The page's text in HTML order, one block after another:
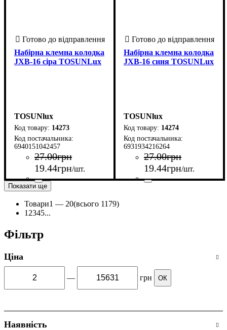
Набірна клемна колодка
JXB-16 сіра TOSUNLux
TOSUNlux
14273
6940151042457
27.00грн
19.44грн/шт.
Країна-виробник
Серія: JXB
Колір: Сірий
Максимальний перетин дроту, мм2
Набірна клемна колодка
JXB-16 синя TOSUNLux
TOSUNlux
14274
6931934216264
27.00грн
19.44грн/шт.
Показати ще
Товари1 — 20(всього 1179)
1 2345...
Фільтр
Ціна
— грн ОК
Наявність